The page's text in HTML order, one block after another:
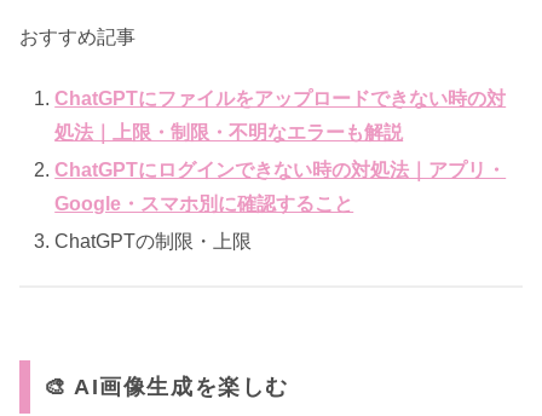
おすすめ記事
ChatGPTにファイルをアップロードできない時の対
処法｜上限・制限・不明なエラーも解説
ChatGPTにログインできない時の対処法｜アプリ・
Google・スマホ別に確認すること
ChatGPTの制限・上限
🎨 AI画像生成を楽しむ